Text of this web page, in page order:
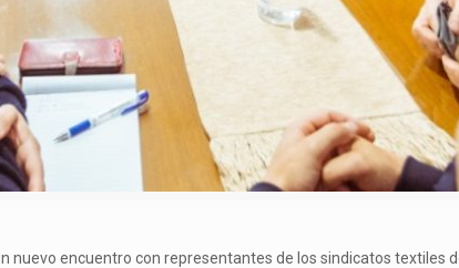
nuevo encuentro con representantes de los sindicatos textiles